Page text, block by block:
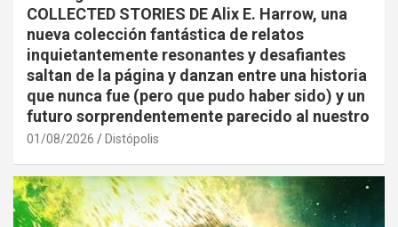
COLLECTED STORIES DE Alix E. Harrow, una
nueva colección fantástica de relatos
inquietantemente resonantes y desafiantes
saltan de la página y danzan entre una historia
que nunca fue (pero que pudo haber sido) y un
futuro sorprendentemente parecido al nuestro
01/08/2026 Distópolis